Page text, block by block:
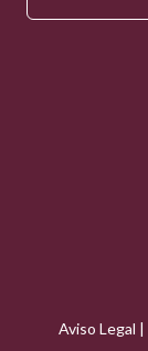
Aviso Legal |